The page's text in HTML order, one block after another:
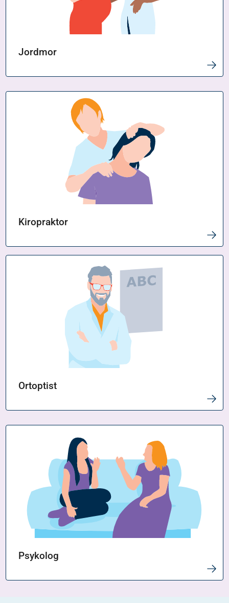
Jordmor
Kiropraktor
Ortoptist
Psykolog